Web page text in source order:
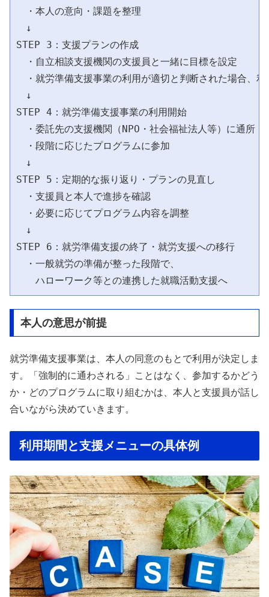
・本人の意向・課題を整理
↓
STEP 3：支援プランの作成
・自立相談支援機関の支援員と一緒に目標を設定
・就労準備支援事業の利用が適切と判断された場合、利
↓
STEP 4：就労準備支援事業の利用開始
・委託先の支援機関（NPO・社会福祉法人等）に通所
・段階に応じたプログラムに参加
↓
STEP 5：定期的な振り返り・プランの見直し
・支援員と本人で進捗を確認
・必要に応じてプログラム内容を調整
↓
STEP 6：就労準備支援の終了・就労支援への移行
・一般就労の準備が整った段階で、
本人の意思が前提
就労準備支援事業は、本人の同意のもとで利用が決定しま
す。「強制的に通わされる」ことはなく、参加するかどう
か・どのプログラムに取り組むかは、本人と支援員が話し
合いながら決めていきます。
利用期間と支援メニューの具体例